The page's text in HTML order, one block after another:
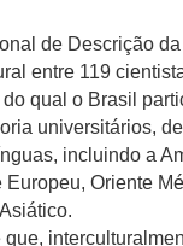
de Descrição
entre 119
qual o Brasil
universitários,
incluindo a
Oriente